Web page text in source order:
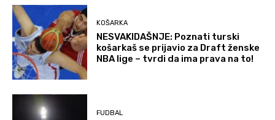
KOŠARKA
NESVAKIDAŠNJE: Poznati turski
košarkaš se prijavio za Draft ženske
NBA lige – tvrdi da ima prava na to!
FUDBAL